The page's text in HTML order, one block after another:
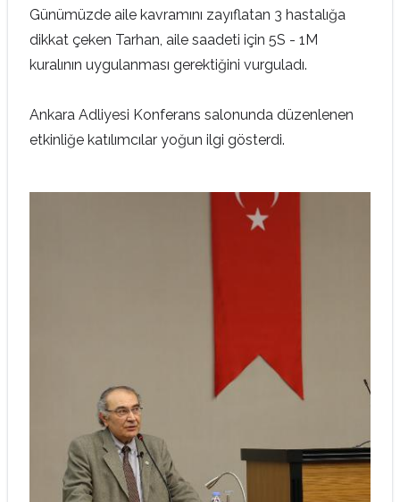
Günümüzde aile kavramını zayıflatan 3 hastalığa
dikkat çeken Tarhan, aile saadeti için 5S - 1M
kuralının uygulanması gerektiğini vurguladı.
Ankara Adliyesi Konferans salonunda düzenlenen
etkinliğe katılımcılar yoğun ilgi gösterdi.